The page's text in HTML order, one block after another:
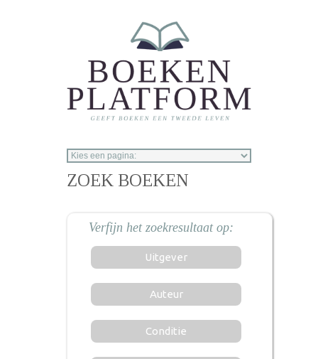
ZOEK BOEKEN
Uitgever
Auteur
Conditie